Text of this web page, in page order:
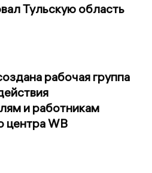
Тульскую область
рабочая группа
и работникам
центра WB